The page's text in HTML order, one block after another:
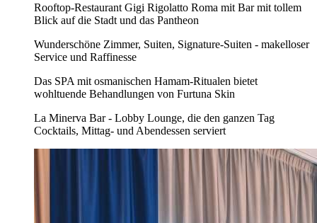
Rooftop-Restaurant Gigi Rigolatto Roma mit Bar mit tollem
Blick auf die Stadt und das Pantheon
Wunderschöne Zimmer, Suiten, Signature-Suiten - makelloser
Service und Raffinesse
Das SPA mit osmanischen Hamam-Ritualen bietet
wohltuende Behandlungen von Furtuna Skin
La Minerva Bar - Lobby Lounge, die den ganzen Tag
Cocktails, Mittag- und Abendessen serviert